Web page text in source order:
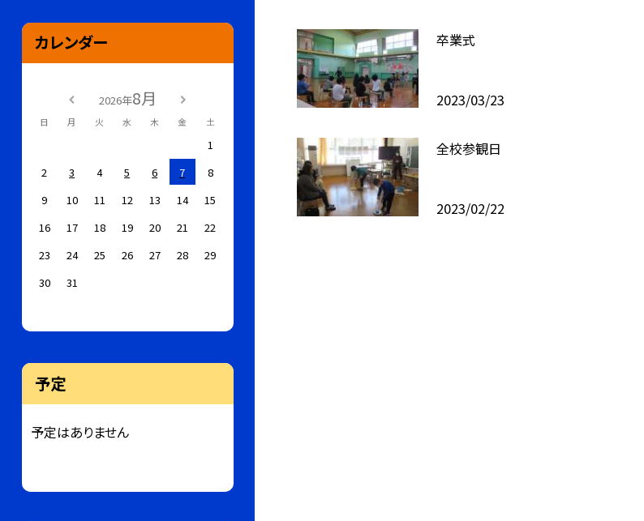
卒業式
2023/03/23
全校参観日
2023/02/22
カレンダー
2026年8月
日 月 火 水 木 金 土
1
2
3 4 5 6 7
8
9
10 11 12 13 14
15
16
17 18 19 20 21
22
23
24 25 26 27 28
29
30
31
予定
予定はありません